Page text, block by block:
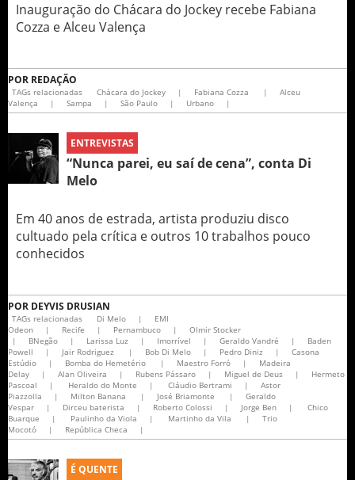
Inauguração do Chácara do Jockey recebe Fabiana
Cozza e Alceu Valença
POR REDAÇÃO
TAGs relacionadas Chácara do Jockey | Fabiana Cozza |
Alceu
Valença
| Sampa | São Paulo | Urbano |
ENTREVISTAS
“Nunca parei, eu saí de cena”, conta Di
Melo
Em 40 anos de estrada, artista produziu disco
cultuado pela crítica e outros 10 trabalhos pouco
conhecidos
POR DEYVIS DRUSIAN
TAGs relacionadas Di Melo |
EMI
Odeon
| Recife | Pernambuco |
Olmir Stocker
|
BNegão | Larissa Luz | Imorrível | Geraldo Vandré |
Baden
Powell
| Jair Rodriguez | Bob Di Melo | Pedro Diniz |
Casona
Estúdio
| Bomba do Hemetério | Maestro Forró |
Madeira
Delay
| Alan Oliveira | Rubens Pássaro | Miguel de Deus |
Hermeto
Pascoal
| Heraldo do Monte | Cláudio Bertrami |
Astor
Piazzolla
| Milton Banana | José Briamonte |
Geraldo
Vespar
| Dirceu baterista | Roberto Colossi | Jorge Ben |
Chico
Buarque
| Paulinho da Viola | Martinho da Vila |
Trio
Mocotó
| República Checa |
É QUENTE